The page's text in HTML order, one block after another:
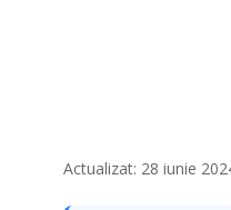
Actualizat: 28 iunie